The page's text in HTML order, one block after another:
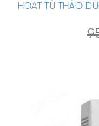
HOẠT TỪ THẢO